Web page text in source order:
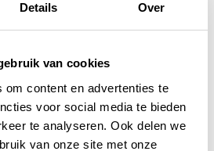
Details Over
van cookies
om content en advertenties te
voor social media te bieden
te analyseren. Ook delen we
van onze site met onze
In de kribbe
Max Lucado